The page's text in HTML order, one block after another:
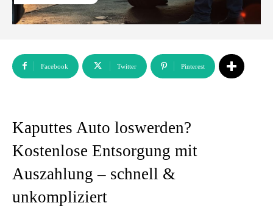
Facebook Twitter Pinterest
Kaputtes Auto loswerden?
Kostenlose Entsorgung mit
Auszahlung – schnell &
unkompliziert